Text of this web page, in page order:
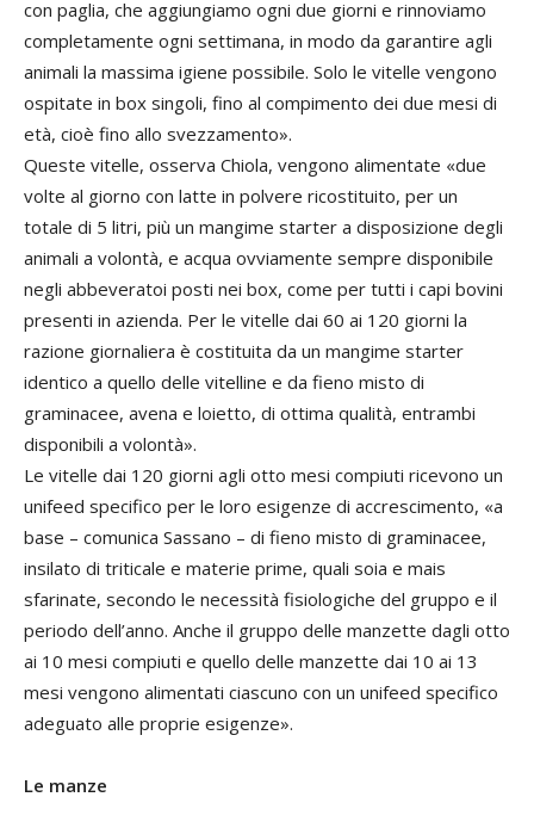
con paglia, che aggiungiamo ogni due giorni e rinnoviamo
completamente ogni settimana, in modo da garantire agli
animali la massima igiene possibile. Solo le vitelle vengono
ospitate in box singoli, fino al compimento dei due mesi di
età, cioè fino allo svezzamento».
Queste vitelle, osserva Chiola, vengono alimentate «due
volte al giorno con latte in polvere ricostituito, per un
totale di 5 litri, più un mangime starter a disposizione degli
animali a volontà, e acqua ovviamente sempre disponibile
negli abbeveratoi posti nei box, come per tutti i capi bovini
presenti in azienda. Per le vitelle dai 60 ai 120 giorni la
razione giornaliera è costituita da un mangime starter
identico a quello delle vitelline e da fieno misto di
graminacee, avena e loietto, di ottima qualità, entrambi
disponibili a volontà».
Le vitelle dai 120 giorni agli otto mesi compiuti ricevono un
unifeed specifico per le loro esigenze di accrescimento, «a
base – comunica Sassano – di fieno misto di graminacee,
insilato di triticale e materie prime, quali soia e mais
sfarinate, secondo le necessità fisiologiche del gruppo e il
periodo dell’anno. Anche il gruppo delle manzette dagli otto
ai 10 mesi compiuti e quello delle manzette dai 10 ai 13
mesi vengono alimentati ciascuno con un unifeed specifico
adeguato alle proprie esigenze».
Le manze